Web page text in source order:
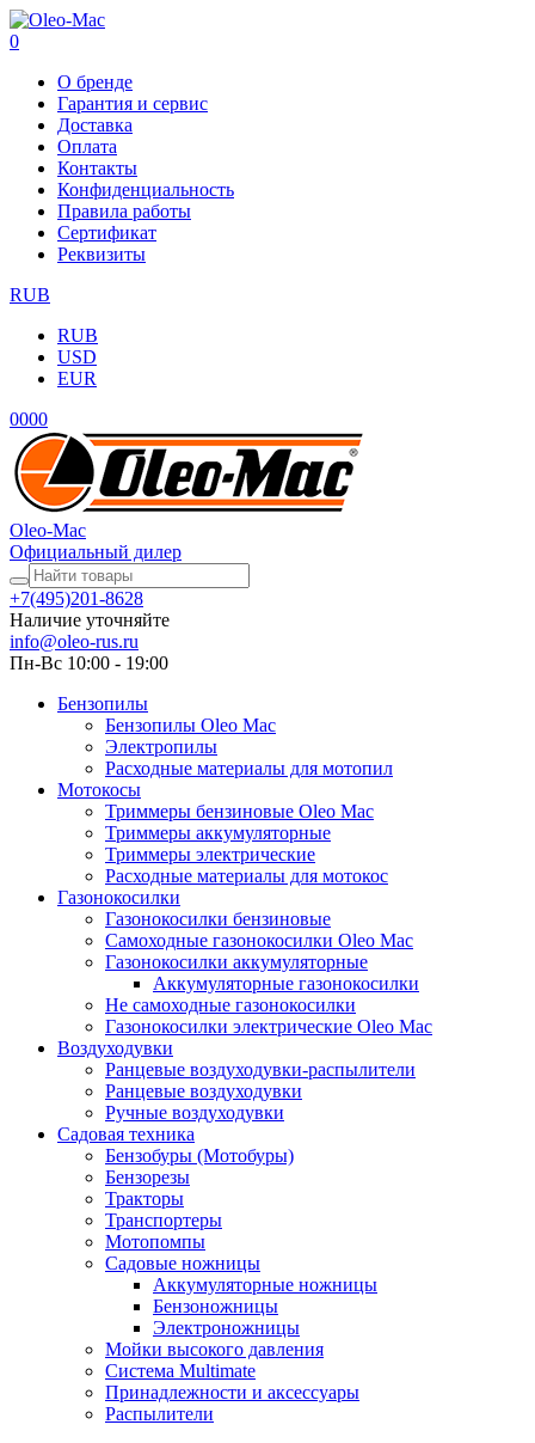
0
О бренде
Гарантия и сервис
Доставка
Оплата
Контакты
Конфиденциальность
Правила работы
Сертификат
Реквизиты
RUB
RUB
USD
EUR
0000
Oleo-Mac
Официальный дилер
+7(495)201-8628
Наличие уточняйте
info@oleo-rus.ru
Пн-Вс 10:00 - 19:00
Бензопилы
Бензопилы Oleo Mac
Электропилы
Расходные материалы для мотопил
Мотокосы
Триммеры бензиновые Oleo Mac
Триммеры аккумуляторные
Триммеры электрические
Расходные материалы для мотокос
Газонокосилки
Газонокосилки бензиновые
Самоходные газонокосилки Oleo Mac
Газонокосилки аккумуляторные
Аккумуляторные газонокосилки
Не самоходные газонокосилки
Газонокосилки электрические Oleo Mac
Воздуходувки
Ранцевые воздуходувки-распылители
Ранцевые воздуходувки
Ручные воздуходувки
Садовая техника
Бензобуры (Мотобуры)
Бензорезы
Тракторы
Транспортеры
Мотопомпы
Садовые ножницы
Аккумуляторные ножницы
Бензоножницы
Электроножницы
Мойки высокого давления
Система Multimate
Принадлежности и аксессуары
Распылители